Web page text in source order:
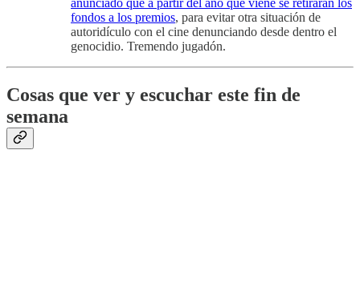
anunciado que a partir del año que viene se retirarán los
fondos a los premios, para evitar otra situación de
autoridículo con el cine denunciando desde dentro el
genocidio. Tremendo jugadón.
Cosas que ver y escuchar este fin de
semana